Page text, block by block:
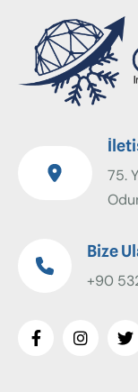
75.
Bize
+90